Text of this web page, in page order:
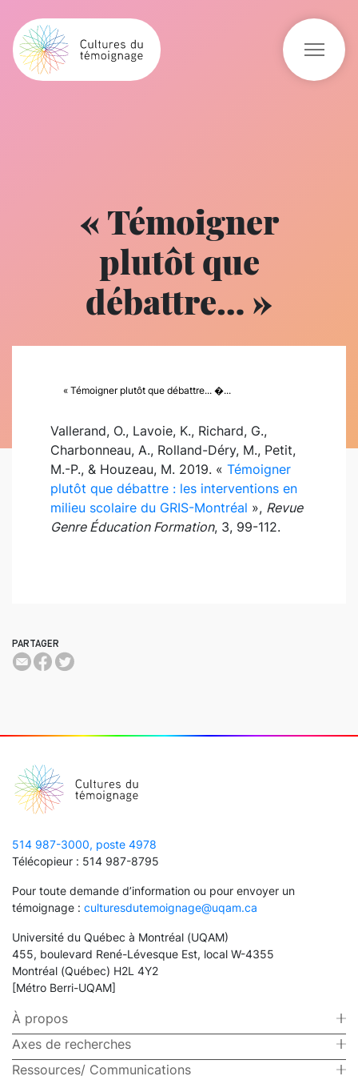
« Témoigner
plutôt que
débattre… »
PARTAGER
« Témoigner plutôt que débattre... �...
Vallerand, O., Lavoie, K., Richard, G.,
Charbonneau, A., Rolland-Déry, M., Petit,
M.-P., & Houzeau, M. 2019. « Témoigner
plutôt que débattre : les interventions en
milieu scolaire du GRIS-Montréal », Revue
Genre Éducation Formation, 3, 99-112.
514 987-3000, poste 4978
Télécopieur : 514 987-8795
Pour toute demande d’information ou pour envoyer un
témoignage : culturesdutemoignage@uqam.ca
Université du Québec à Montréal (UQAM)
455, boulevard René-Lévesque Est, local W-4355
Montréal (Québec) H2L 4Y2
[Métro Berri-UQAM]
À propos
Axes de recherches
Ressources/ Communications